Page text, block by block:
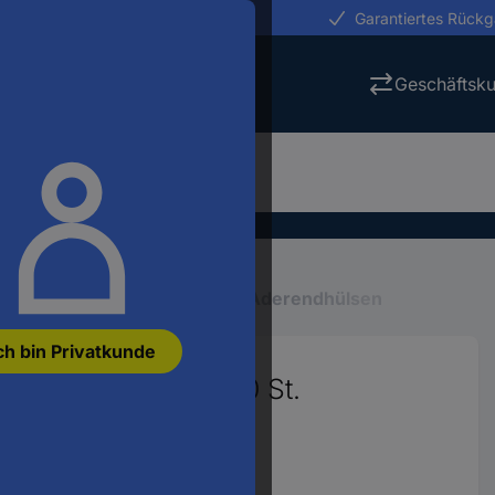
bin Privatkunde
Garantiertes
Quetsch-Steckverbinder Aderendhülsen
Teilisoliert Blau 100 St.